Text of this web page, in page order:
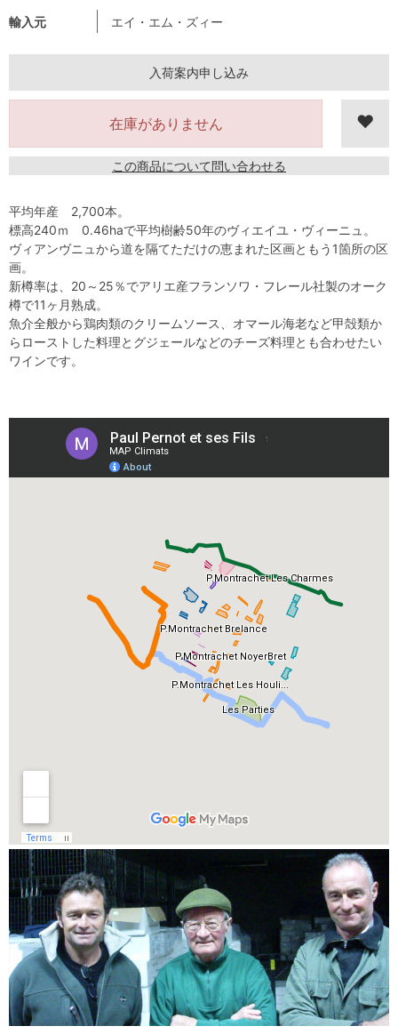
輸入元 エイ・エム・ズィー
入荷案内申し込み
在庫がありません
この商品について問い合わせる
平均年産 2,700本。
標高240ｍ 0.46haで平均樹齢50年のヴィエイユ・ヴィーニュ。
ヴィアンヴニュから道を隔てただけの恵まれた区画ともう1箇所の区
画。
新樽率は、20～25％でアリエ産フランソワ・フレール社製のオーク
樽で11ヶ月熟成。
魚介全般から鶏肉類のクリームソース、オマール海老など甲殻類か
らローストした料理とグジェールなどのチーズ料理とも合わせたい
ワインです。